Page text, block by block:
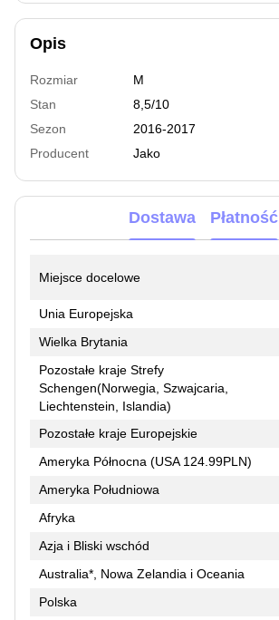
Opis
Rozmiar
M
Stan
8,5/10
Sezon
2016-2017
Producent
Jako
Dostawa Płatność
Miejsce docelowe
Unia Europejska
Wielka Brytania
Pozostałe kraje Strefy
Schengen(Norwegia, Szwajcaria,
Liechtenstein, Islandia)
Pozostałe kraje Europejskie
Ameryka Północna (USA 124.99PLN)
Ameryka Południowa
Afryka
Azja i Bliski wschód
Australia*, Nowa Zelandia i Oceania
Polska